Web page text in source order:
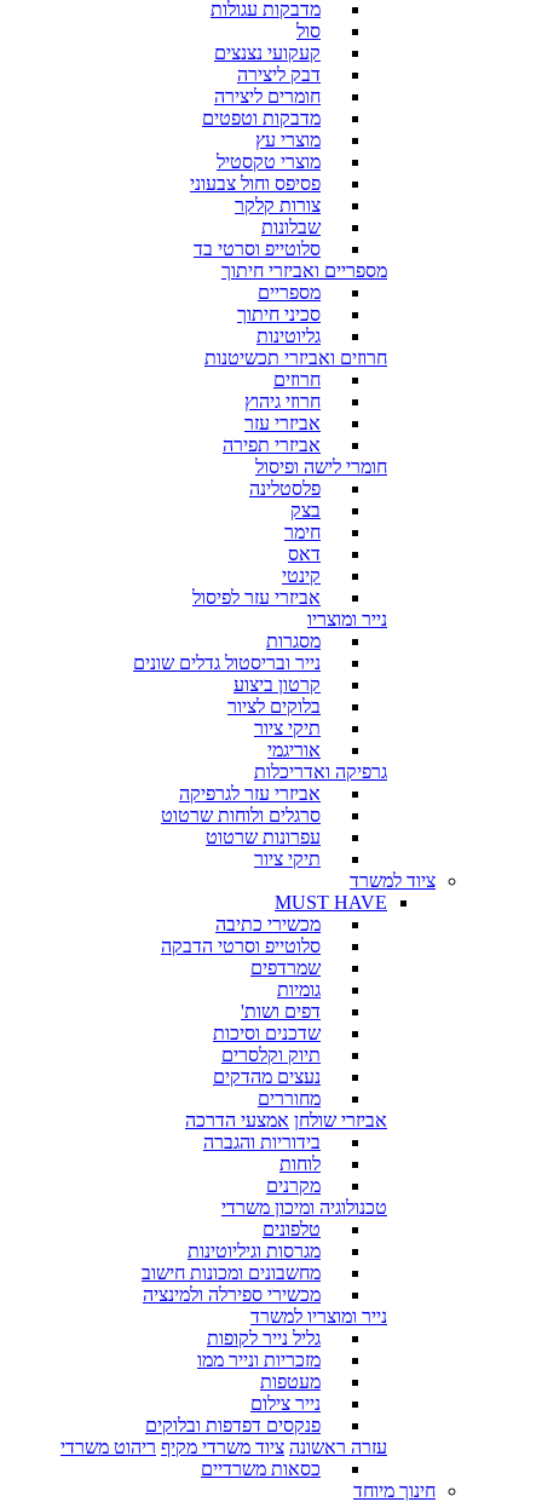
מדבקות עגולות
סול
קעקועי נצנצים
דבק ליצירה
חומרים ליצירה
מדבקות וטפטים
מוצרי עץ
מוצרי טקסטיל
פסיפס וחול צבעוני
צורות קלקר
שבלונות
סלוטייפ וסרטי בד
מספריים ואביזרי חיתוך
מספריים
סכיני חיתוך
גליוטינות
חרוזים ואביזרי תכשיטנות
חרוזים
חרוזי גיהוץ
אביזרי עזר
אביזרי תפירה
חומרי לישה ופיסול
פלסטלינה
בצק
חימר
דאס
קינטי
אביזרי עזר לפיסול
נייר ומוצריו
מסגרות
נייר ובריסטול גדלים שונים
קרטון ביצוע
בלוקים לציור
תיקי ציור
אוריגמי
גרפיקה ואדריכלות
אביזרי עזר לגרפיקה
סרגלים ולוחות שרטוט
עפרונות שרטוט
תיקי ציור
ציוד למשרד
MUST HAVE
מכשירי כתיבה
סלוטייפ וסרטי הדבקה
שמרדפים
גומיות
דפים ושות'
שדכנים וסיכות
תיוק וקלסרים
נעצים מהדקים
מחוררים
אביזרי שולחן אמצעי הדרכה
בידוריות והגברה
לוחות
מקרנים
טכנולוגיה ומיכון משרדי
טלפונים
מגרסות וגיליוטינות
מחשבונים ומכונות חישוב
מכשירי ספירלה ולמינציה
נייר ומוצריו למשרד
גליל נייר לקופות
מזכריות ונייר ממו
מעטפות
נייר צילום
פנקסים דפדפות ובלוקים
עזרה ראשונה ציוד משרדי מקיף ריהוט משרדי
כסאות משרדיים
חינוך מיוחד